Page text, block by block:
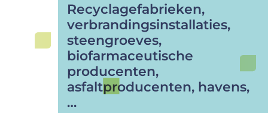
Recyclagefabrieken,
verbrandingsinstallaties,
steengroeves,
biofarmaceutische
producenten,
asfaltproducenten, havens,
…